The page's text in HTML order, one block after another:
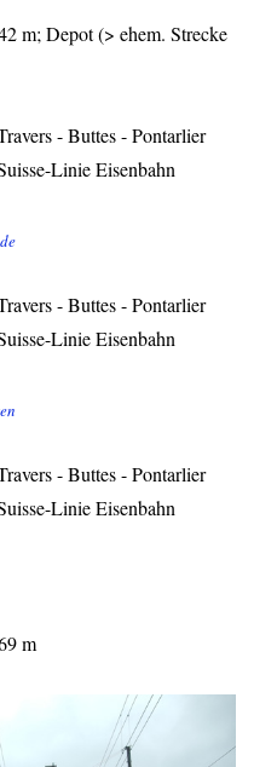
m; Depot (> ehem. Strecke
m